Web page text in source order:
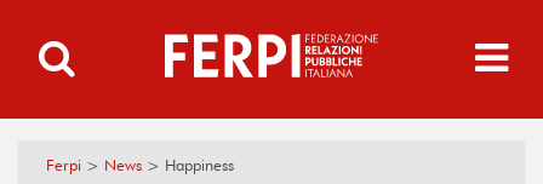
Ferpi > News > Happiness